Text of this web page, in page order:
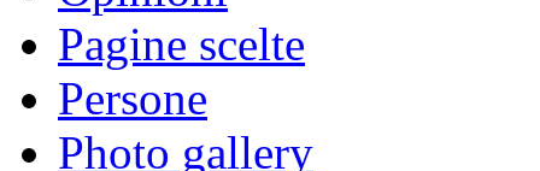
Pagine scelte
Persone
Photo gallery